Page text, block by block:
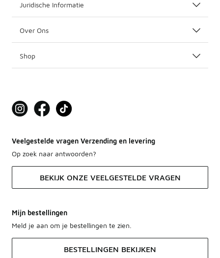
Juridische Informatie
Over Ons
Shop
Veelgestelde vragen Verzending en levering
Op zoek naar antwoorden?
BEKIJK ONZE VEELGESTELDE VRAGEN
Mijn bestellingen
Meld je aan om je bestellingen te zien.
BESTELLINGEN BEKIJKEN